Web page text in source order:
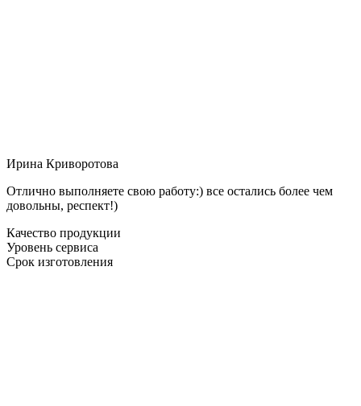
Ирина Криворотова
Отлично выполняете свою работу:) все остались более чем
довольны, респект!)
Качество продукции
Уровень сервиса
Срок изготовления